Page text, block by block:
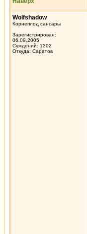
Wolfshadow
Корнеплод сансары
Зарегистрирован:
06.09.2005
Суждений: 1302
Откуда: Саратов